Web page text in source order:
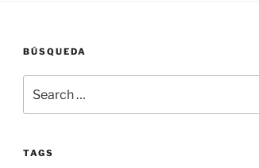
BÚSQUEDA
for:
TAGS